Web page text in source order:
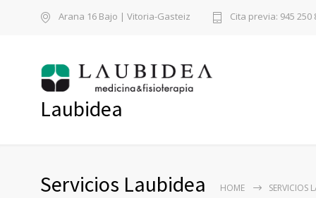
Arana 16 Bajo | Vitoria-Gasteiz Cita previa: 945 250
Laubidea
Servicios Laubidea HOME SERVICIOS